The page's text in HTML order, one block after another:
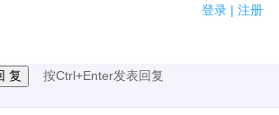
登录 | 注册
按Ctrl+Enter发表回复